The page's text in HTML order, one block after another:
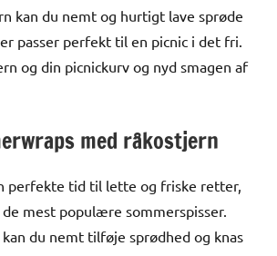
kan du nemt og hurtigt lave sprøde
passer perfekt til en picnic i det fri.
og din picnickurv og nyd smagen af
med råkostjern
perfekte tid til lette og friske retter,
mest populære sommerspisser.
du nemt tilføje sprødhed og knas